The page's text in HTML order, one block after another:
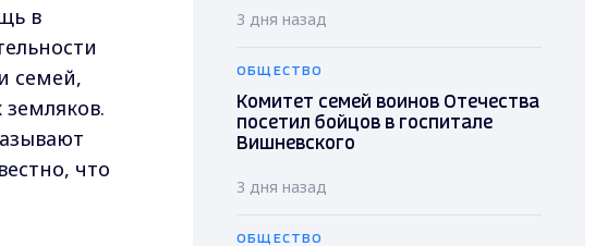
в
семей,
что
3 дня назад
ОБЩЕСТВО
Комитет семей воинов Отечества
посетил бойцов в госпитале
Вишневского
3 дня назад
ОБЩЕСТВО